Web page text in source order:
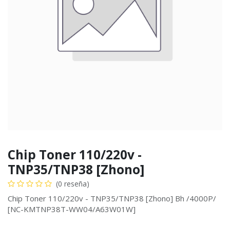
Chip Toner 110/220v -
TNP35/TNP38 [Zhono]
(0 reseña)
Chip Toner 110/220v - TNP35/TNP38 [Zhono] Bh /4000P/
[NC-KMTNP38T-WW04/A63W01W]